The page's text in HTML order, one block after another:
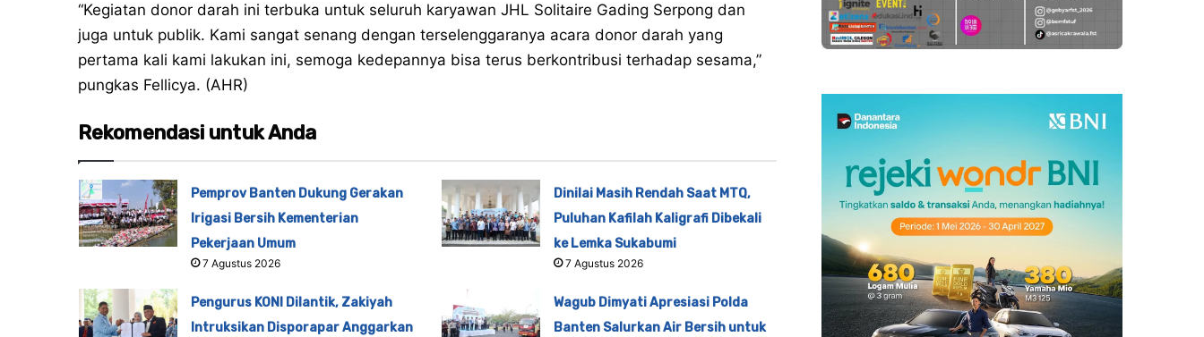
“Kegiatan donor darah ini terbuka untuk seluruh karyawan JHL Solitaire Gading Serpong dan
juga untuk publik. Kami sangat senang dengan terselenggaranya acara donor darah yang
pertama kali kami lakukan ini, semoga kedepannya bisa terus berkontribusi terhadap sesama,”
pungkas Fellicya. (AHR)
Rekomendasi untuk Anda
Pemprov Banten Dukung Gerakan
Irigasi Bersih Kementerian
Pekerjaan Umum
7 Agustus 2026
Dinilai Masih Rendah Saat MTQ,
Puluhan Kafilah Kaligrafi Dibekali
ke Lemka Sukabumi
7 Agustus 2026
Pengurus KONI Dilantik, Zakiyah
Intruksikan Disporapar Anggarkan
Wagub Dimyati Apresiasi Polda
Banten Salurkan Air Bersih untuk